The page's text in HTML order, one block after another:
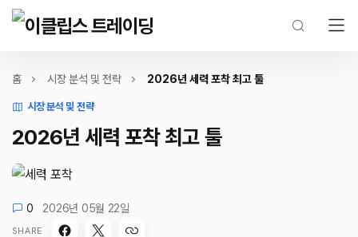
홈 시장 분석 및 전략 2026년 세력 포착 최고 툴
시장 분석 및 전략
2026년 세력 포착 최고 툴
0 2026년 05월 22일
SHARE